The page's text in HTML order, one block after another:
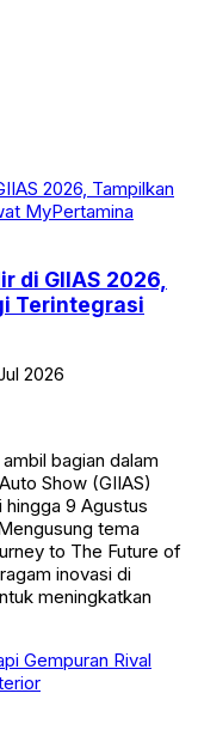
di GIIAS 2026,
Terintegrasi
2026
bagian dalam
Show (GIIAS)
hingga 9 Agustus
tema
to The Future of
inovasi di
meningkatkan